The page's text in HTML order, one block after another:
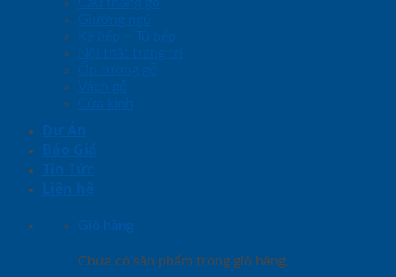
Giường ngủ
Kệ bếp – Tủ bếp
Nội thất trang trí
Ốp tường gỗ
Vách gỗ
Cửa kính
Dự Án
Báo Giá
Tin Tức
Liên hệ
Giỏ hàng
Chưa có sản phẩm trong giỏ hàng.